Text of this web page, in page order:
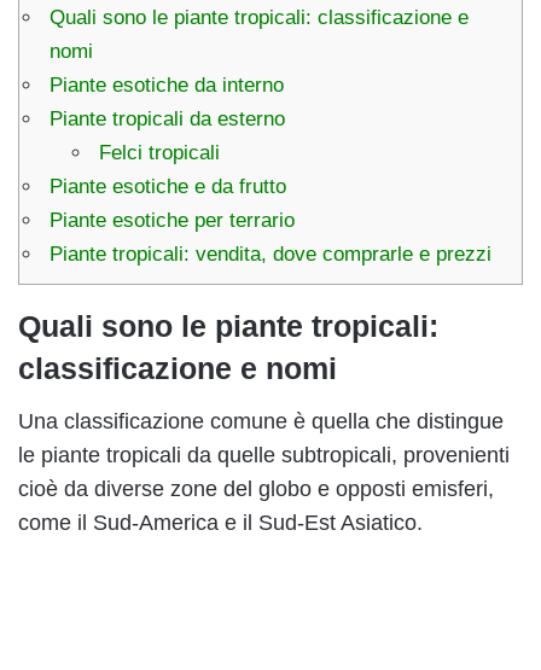
Quali sono le piante tropicali: classificazione e
nomi
Piante esotiche da interno
Piante tropicali da esterno
Felci tropicali
Piante esotiche e da frutto
Piante esotiche per terrario
Piante tropicali: vendita, dove comprarle e prezzi
Quali sono le piante tropicali:
classificazione e nomi
Una classificazione comune è quella che distingue
le piante tropicali da quelle subtropicali, provenienti
cioè da diverse zone del globo e opposti emisferi,
come il Sud-America e il Sud-Est Asiatico.